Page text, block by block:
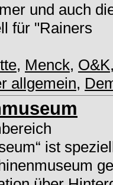
und auch
für "Rainers
, Menck, O&K
allgemein,
ist